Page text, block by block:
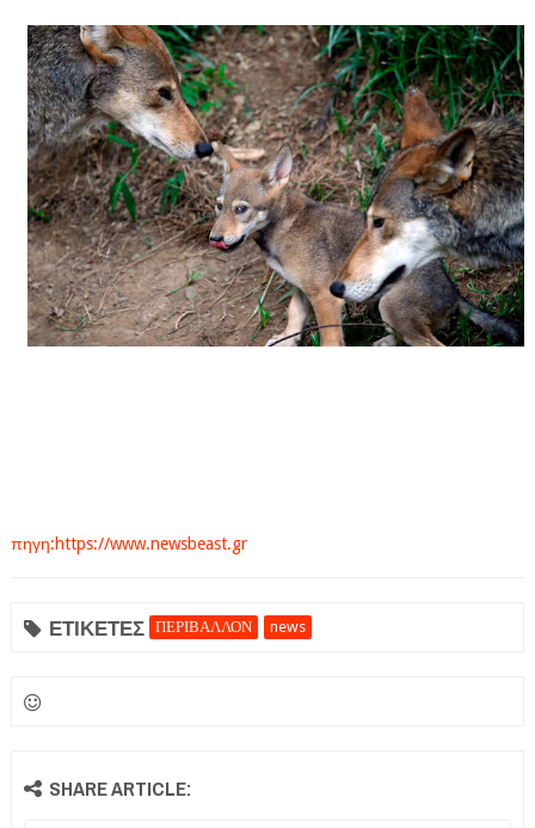
πηγη:https://www.newsbeast.gr
ΕΤΙΚΕΤΕΣ ΠΕΡΙΒΑΛΛΟΝ news
SHARE ARTICLE: